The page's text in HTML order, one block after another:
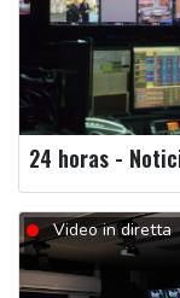
24 horas -
Video in diretta